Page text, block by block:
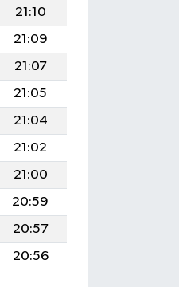
21:10
21:09
21:07
21:05
21:04
21:02
21:00
20:59
20:57
20:56